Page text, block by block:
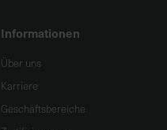
Informationen
Über uns
Karriere
Geschäftsbereiche